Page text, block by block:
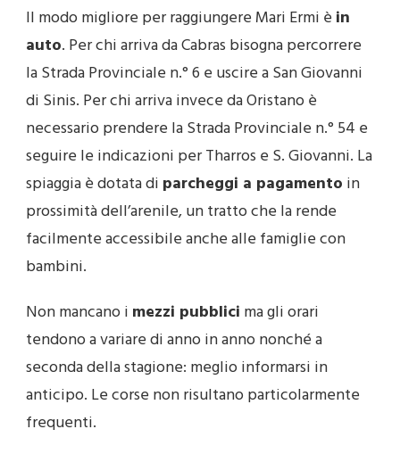
Il modo migliore per raggiungere Mari Ermi è in
auto. Per chi arriva da Cabras bisogna percorrere
la Strada Provinciale n.° 6 e uscire a San Giovanni
di Sinis. Per chi arriva invece da Oristano è
necessario prendere la Strada Provinciale n.° 54 e
seguire le indicazioni per Tharros e S. Giovanni. La
spiaggia è dotata di parcheggi a pagamento in
prossimità dell’arenile, un tratto che la rende
facilmente accessibile anche alle famiglie con
bambini.
Non mancano i mezzi pubblici ma gli orari
tendono a variare di anno in anno nonché a
seconda della stagione: meglio informarsi in
anticipo. Le corse non risultano particolarmente
frequenti.